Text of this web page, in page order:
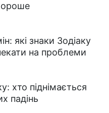
які знаки Зодіаку
на проблеми
хто піднімається
падінь